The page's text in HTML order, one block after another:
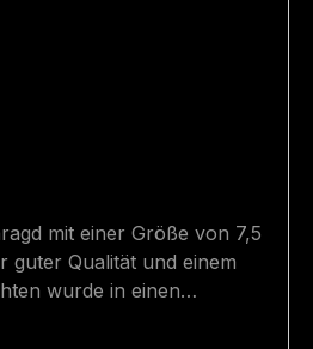
mit einer Größe von 7,5
guter Qualität und einem
wurde in einen